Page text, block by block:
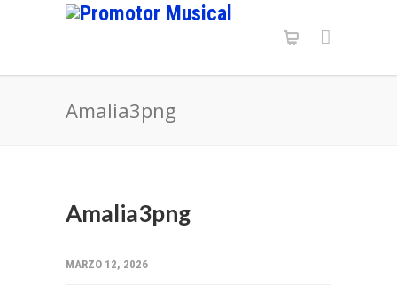
Amalia3png
Amalia3png
MARZO 12, 2026